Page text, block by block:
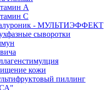
А
С
- МУЛЬТИЭФФЕКТ
сыворотки
кожи
пиллинг